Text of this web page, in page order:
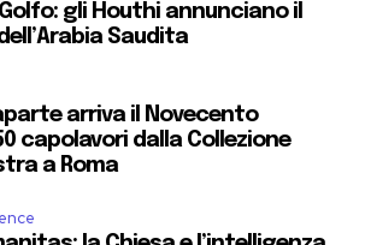
gli Houthi annunciano il
Saudita
arriva il Novecento
capolavori dalla Collezione
a Roma